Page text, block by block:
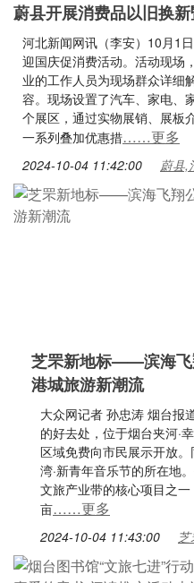
蔚县开展消费品以旧换
河北新闻网讯（李安）10月1
迎国庆促消费活动。活动现场
业的工作人员为现场群众详细
容。现场设置了汽车、家电、
个展区，通过实物展销、展板
一系列叠加优惠措……更多
2024-10-04 11:42:00 蔚县,
芝罘新地标——滨海飞
港城旅游新潮流
大众网记者 孙忠涛 烟台报
的好去处，位于烟台夹河·
区域免费向市民展示开放
湾·新青年音乐节的所在地
文旅产业带的核心项目之
亩……更多
2024-10-04 11:43:00